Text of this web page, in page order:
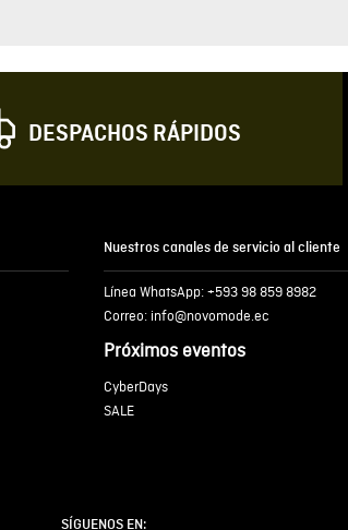
Escribir comentario
DESPACHOS RÁPIDOS
Nuestros canales de servicio al cliente
Línea WhatsApp: +593 98 859 8982
Correo: info@novomode.ec
Próximos eventos
CyberDays
SALE
SÍGUENOS EN: